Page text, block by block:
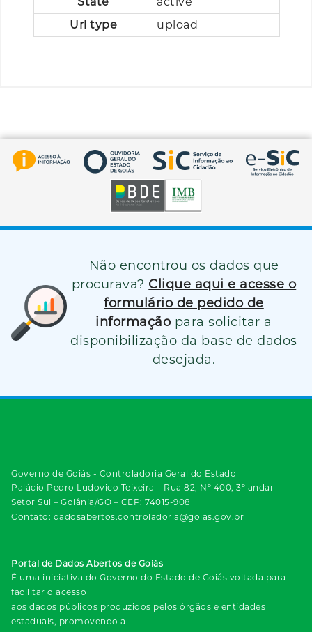
Url type
upload
Não encontrou os dados que
procurava? Clique aqui e acesse o
formulário de pedido de
informação para solicitar a
disponibilização da base de dados
desejada.
Governo de Goiás - Controladoria Geral do Estado
Palácio Pedro Ludovico Teixeira – Rua 82, Nº 400, 3º andar
Setor Sul – Goiânia/GO – CEP: 74015-908
Contato: dadosabertos.controladoria@goias.gov.br
Portal de Dados Abertos de Goiás
É uma iniciativa do Governo do Estado de Goiás voltada para
facilitar o acesso
aos dados públicos produzidos pelos órgãos e entidades
estaduais, promovendo a